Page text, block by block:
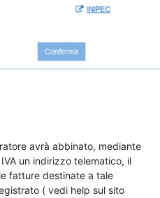
avrà abbinato, mediante
un indirizzo telematico, il
fatture destinate a tale
( vedi help sul sito